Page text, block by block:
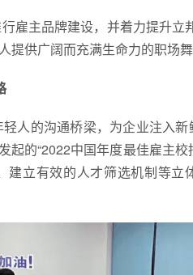
雇主品牌建设，并着力提升
供广阔而充满生命力的职场
人的沟通桥梁，为企业注入
起的“2022中国年度最佳雇主
立有效的人才筛选机制等立